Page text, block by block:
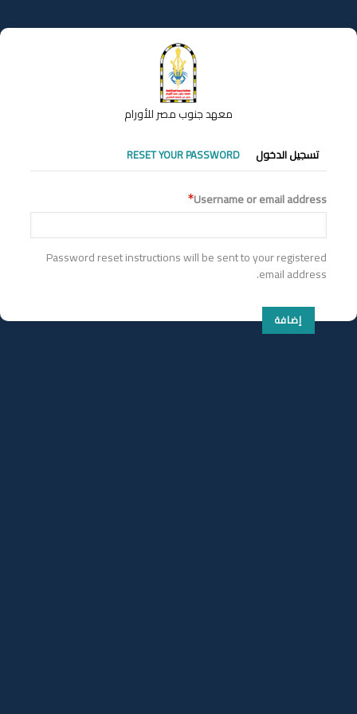
إلى
المحتوى
معهد جنوب مصر للأورام
التبويبات
الأساسية
تسجيل الدخول RESET YOUR PASSWORD
Username or email address
Password reset instructions will be sent to your registered
email address.